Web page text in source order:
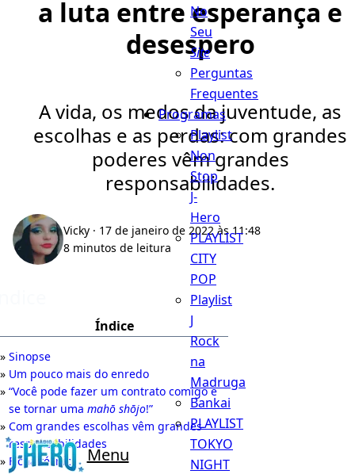
Menu
No
Seu
Site
Perguntas
Frequentes
Programas
Playlist
Non
Stop
J-
Hero
PLAYLIST
CITY
POP
Playlist
J
Rock
na
Madruga
Bankai
PLAYLIST
TOKYO
NIGHT
a luta entre esperança e
desespero
A vida, os medos da juventude, as
escolhas e as perdas: com grandes
poderes vêm grandes
responsabilidades.
Vicky · 17 de janeiro de 2022 às 11:48
8 minutos de leitura
Índice
Sinopse
Um pouco mais do enredo
“Você pode fazer um contrato comigo e
se tornar uma mahō shōjo!”
Com grandes escolhas vêm grandes
responsabilidades
Ficha técnica